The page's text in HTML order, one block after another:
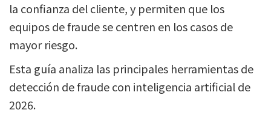
la confianza del cliente, y permiten que los
equipos de fraude se centren en los casos de
mayor riesgo.
Esta guía analiza las principales herramientas de
detección de fraude con inteligencia artificial de
2026.